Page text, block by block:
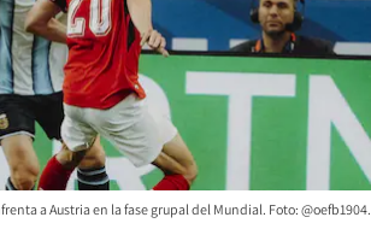
a Austria en la fase grupal del Mundial. Foto: @oefb1904.